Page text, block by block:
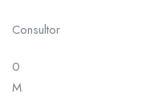
Consultor
0
M